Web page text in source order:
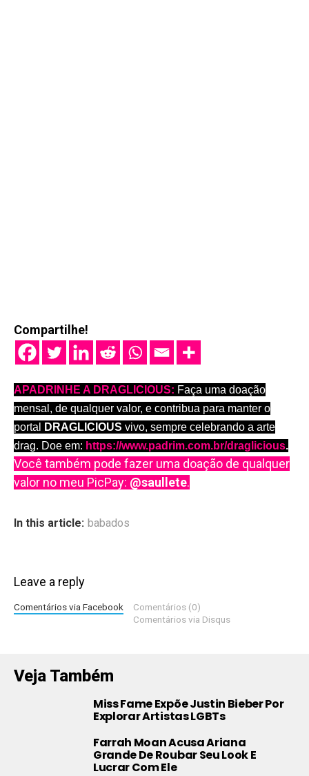
Compartilhe!
APADRINHE A DRAGLICIOUS: Faça uma doação
mensal, de qualquer valor, e contribua para manter o
portal
DRAGLICIOUS vivo, sempre celebrando a arte
drag. Doe em: https://www.padrim.com.br/draglicious.
Você também pode fazer uma doação de qualquer
valor no meu PicPay: @saullete.
In this article: babados
Leave a reply
Comentários via Facebook
Comentários (0)
Comentários via Disqus
Veja Também
Miss Fame Expõe Justin Bieber Por
Explorar Artistas LGBTs
Farrah Moan Acusa Ariana
Grande De Roubar Seu Look E
Lucrar Com Ele